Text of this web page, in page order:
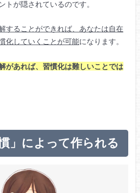
トが隠されているのです。
することができれば、あなたは自在
化していくことが可能になります。
があれば、習慣化は難しいことでは
」によって作られる